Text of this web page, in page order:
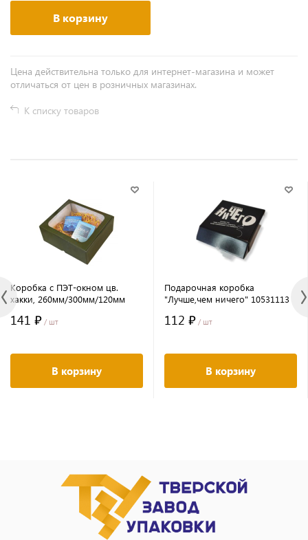
В корзину
Цена действительна только для интернет-магазина и может
отличаться от цен в розничных магазинах.
К списку товаров
Коробка с ПЭТ-окном цв.
хакки, 260мм/300мм/120мм
141 ₽ / шт
В корзину
Подарочная коробка
"Лучше,чем ничего" 10531113
112 ₽ / шт
В корзину